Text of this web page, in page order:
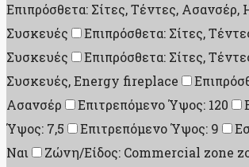
Επιπρόσθετα: Σίτες, Τέντες, Ασανσέρ,
Συσκευές
Επιπρόσθετα: Σίτες,
Συσκευές
Επιπρόσθετα: Σίτες,
Συσκευές, Energy fireplace
Ασανσέρ
Επιτρεπόμενο Ύψος: 120
Ύψος: 7,5
Επιτρεπόμενο Ύψος: 9
Ναι
Ζώνη/Είδος: Commercial zone